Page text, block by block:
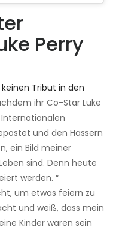
Perry
keinen Tribut in den
ihr Co-Star Luke
und den Hassern
ein Bild meiner
sind. Denn heute
werden. “
um etwas feiern zu
und weiß, dass mein
Kinder waren sein